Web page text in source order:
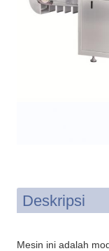
Deskripsi
Mesin ini adalah